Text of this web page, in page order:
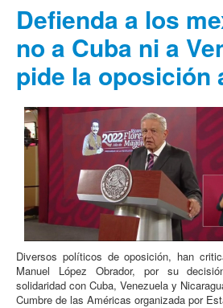
Defienda a los
no a Cuba ni a
pide la oposición
Diversos políticos de oposición, han
Manuel López Obrador, por su
solidaridad con Cuba, Venezuela y
Cumbre de las Américas organizada por